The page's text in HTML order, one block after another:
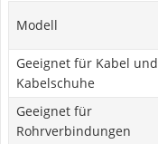
Modell
Geeignet für Kabel und
Kabelschuhe
Geeignet für
Rohrverbindungen